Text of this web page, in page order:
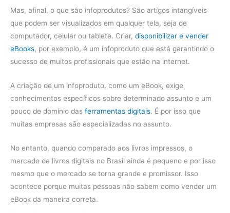
Mas, afinal, o que são infoprodutos? São artigos intangíveis
que podem ser visualizados em qualquer tela, seja de
computador, celular ou tablete. Criar, disponibilizar e vender
eBooks, por exemplo, é um infoproduto que está garantindo o
sucesso de muitos profissionais que estão na internet.
A criação de um infoproduto, como um eBook, exige
conhecimentos específicos sobre determinado assunto e um
pouco de domínio das ferramentas digitais. É por isso que
muitas empresas são especializadas no assunto.
No entanto, quando comparado aos livros impressos, o
mercado de livros digitais no Brasil ainda é pequeno e por isso
mesmo que o mercado se torna grande e promissor. Isso
acontece porque muitas pessoas não sabem como vender um
eBook da maneira correta.